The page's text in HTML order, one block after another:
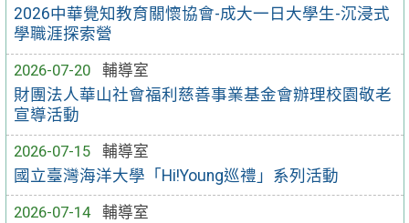
2026中華覺知教育關懷協會-成大一日大學生-沉浸式
學職涯探索營
2026-07-20
輔導室
財團法人華山社會福利慈善事業基金會辦理校園敬老
宣導活動
2026-07-15
輔導室
國立臺灣海洋大學「Hi!Young巡禮」系列活動
2026-07-14
輔導室